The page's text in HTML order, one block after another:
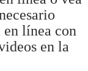
línea con
en la